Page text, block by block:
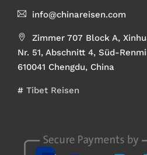
info@chinareisen.com
Zimmer 707 Block A,
Nr. 51, Abschnitt 4, Süd-
610041 Chengdu, China
# Tibet Reisen